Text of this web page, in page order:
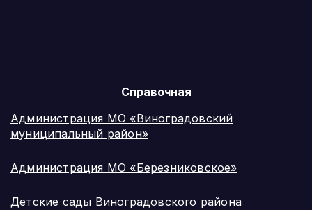
Справочная
Администрация МО «Виноградовский
муниципальный район»
Администрация МО «Березниковское»
Детские сады Виноградовского района